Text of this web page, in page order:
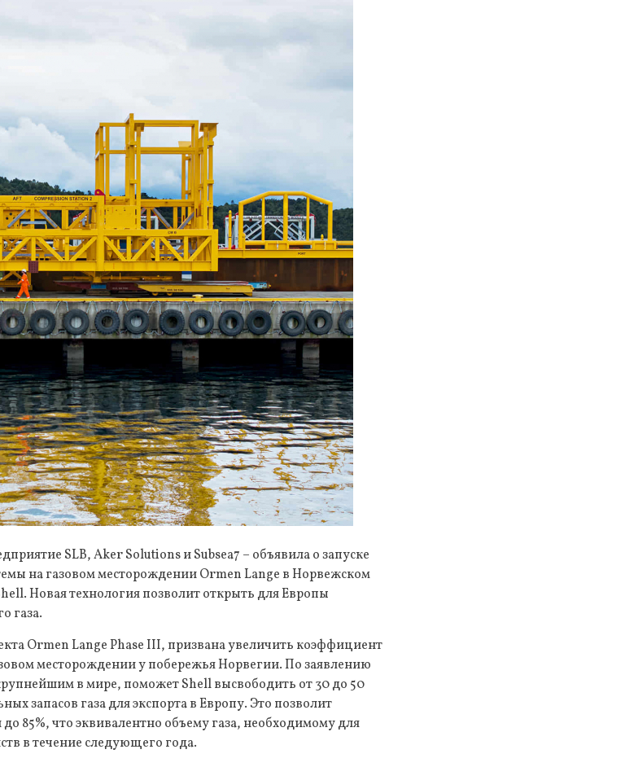
SLB, Aker Solutions и Subsea7 – объявила о запуске
на газовом месторождении Ormen Lange в Норвежском
Новая технология позволит открыть для Европы
газа.
Ormen Lange Phase III, призвана увеличить коэффициент
месторождении у побережья Норвегии. По заявлению
в мире, поможет Shell высвободить от 30 до 50
запасов газа для экспорта в Европу. Это позволит
85%, что эквивалентно объему газа, необходимому для
в течение следующего года.